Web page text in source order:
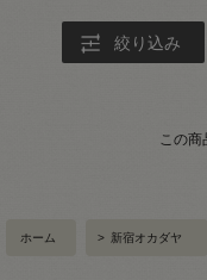
絞り込み
この商
ホーム > 新宿オカダヤ